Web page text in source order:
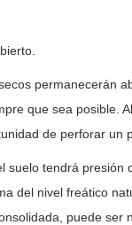
permanecerán
que sea posible.
de perforar un
suelo tendrá
del nivel freático
puede ser